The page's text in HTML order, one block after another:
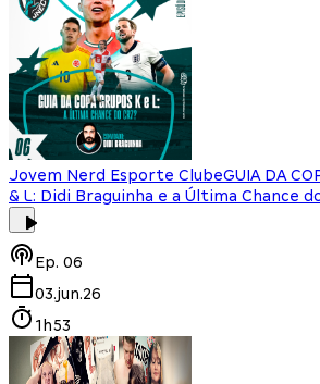
Jovem Nerd Esporte ClubeGUIA DA
& L: Didi Braguinha e a Última Chance
Ep. 06
03.jun.26
1h53